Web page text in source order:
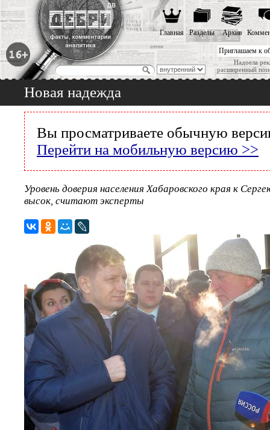
Приглашаем к
Надоела
расширенный
Главная Разделы Архив
Новая надежда
Вы просматриваете обычную
Перейти на мобильную версию >>
Уровень доверия населения Хабаровского края к
высок, считают эксперты